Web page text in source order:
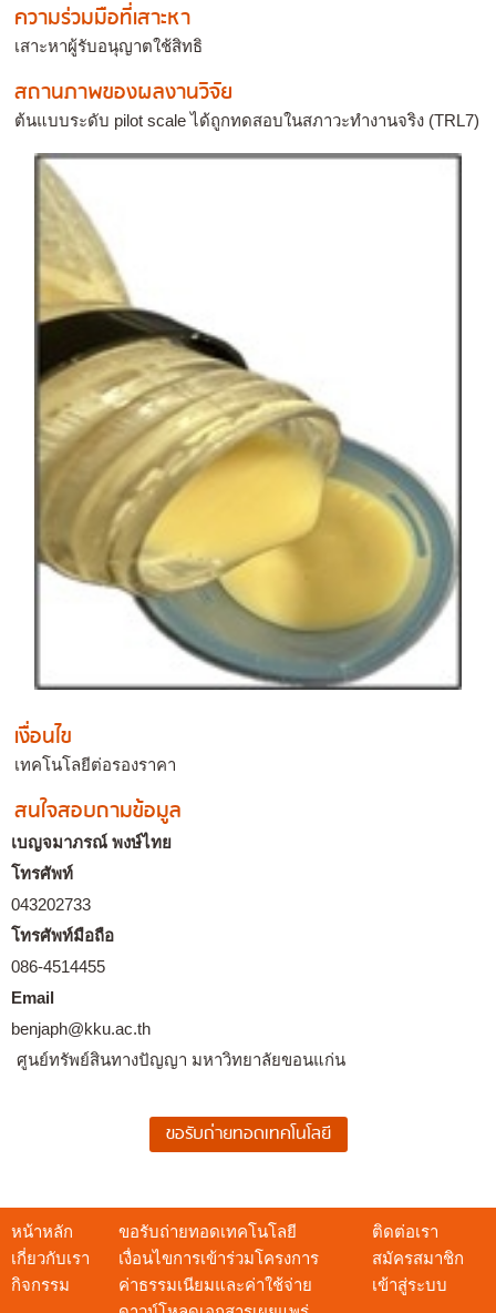
ความร่วมมือที่เสาะหา
เสาะหาผู้รับอนุญาตใช้สิทธิ
สถานภาพของผลงานวิจัย
ต้นแบบระดับ pilot scale ได้ถูกทดสอบในสภาวะทำงานจริง (TRL7)
เงื่อนไข
เทคโนโลยีต่อรองราคา
สนใจสอบถามข้อมูล
เบญจมาภรณ์ พงษ์ไทย
โทรศัพท์
043202733
โทรศัพท์มือถือ
086-4514455
Email
benjaph@kku.ac.th
ศูนย์ทรัพย์สินทางปัญญา มหาวิทยาลัยขอนแก่น
หน้าหลัก
เกี่ยวกับเรา
กิจกรรม
ขอรับถ่ายทอดเทคโนโลยี
เงื่อนไขการเข้าร่วมโครงการ
ค่าธรรมเนียมและค่าใช้จ่าย
ติดต่อเรา
สมัครสมาชิก
เข้าสู่ระบบ